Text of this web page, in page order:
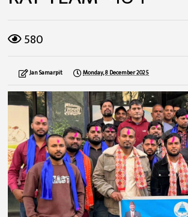
580
Jan Samarpit Monday, 8 December 2025